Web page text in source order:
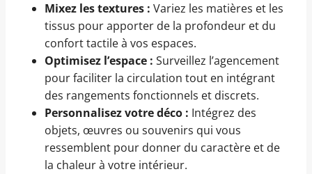
Mixez les textures : Variez les matières et les
tissus pour apporter de la profondeur et du
confort tactile à vos espaces.
Optimisez l’espace : Surveillez l’agencement
pour faciliter la circulation tout en intégrant
des rangements fonctionnels et discrets.
Personnalisez votre déco : Intégrez des
objets, œuvres ou souvenirs qui vous
ressemblent pour donner du caractère et de
la chaleur à votre intérieur.